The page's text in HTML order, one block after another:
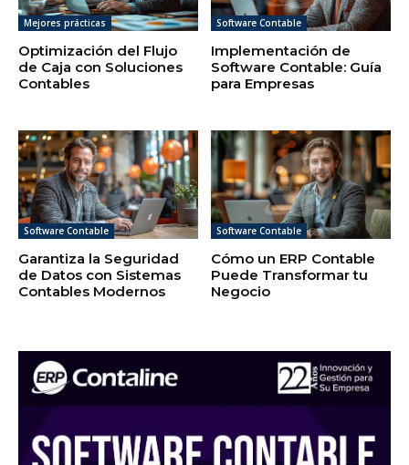
Mejores prácticas
Optimización del Flujo
de Caja con Soluciones
Contables
Software Contable
Implementación de
Software Contable: Guía
para Empresas
Software Contable
Garantiza la Seguridad
de Datos con Sistemas
Contables Modernos
Software Contable
Cómo un ERP Contable
Puede Transformar tu
Negocio